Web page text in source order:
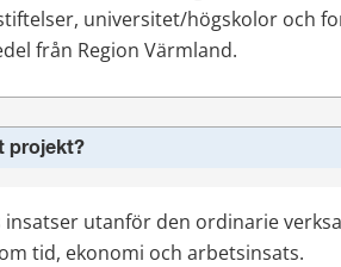
universitet/högskolor och
från Region Värmland.
projekt?
insatser utanför den ordinarie
tid, ekonomi och arbetsinsats.